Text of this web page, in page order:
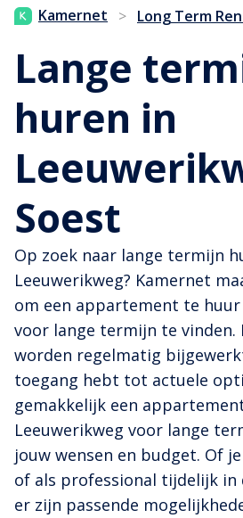
Kamernet > Long Term
Lange
huren in
Soest
Op zoek naar lange termijn
Leeuwerikweg? Kamernet
om een appartement te
voor lange termijn te vinden.
worden regelmatig
toegang hebt tot actuele
gemakkelijk een
Leeuwerikweg voor lange
jouw wensen en budget. Of
of als professional tijdelijk
er zijn passende